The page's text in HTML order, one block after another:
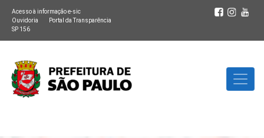
Acesso à informação e-sic
Ouvidoria
Portal da Transparência
SP 156